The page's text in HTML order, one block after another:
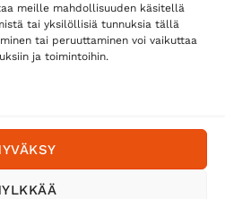
meille mahdollisuuden käsitellä
tai yksilöllisiä tunnuksia tällä
tai peruuttaminen voi vaikuttaa
ja toimintoihin.